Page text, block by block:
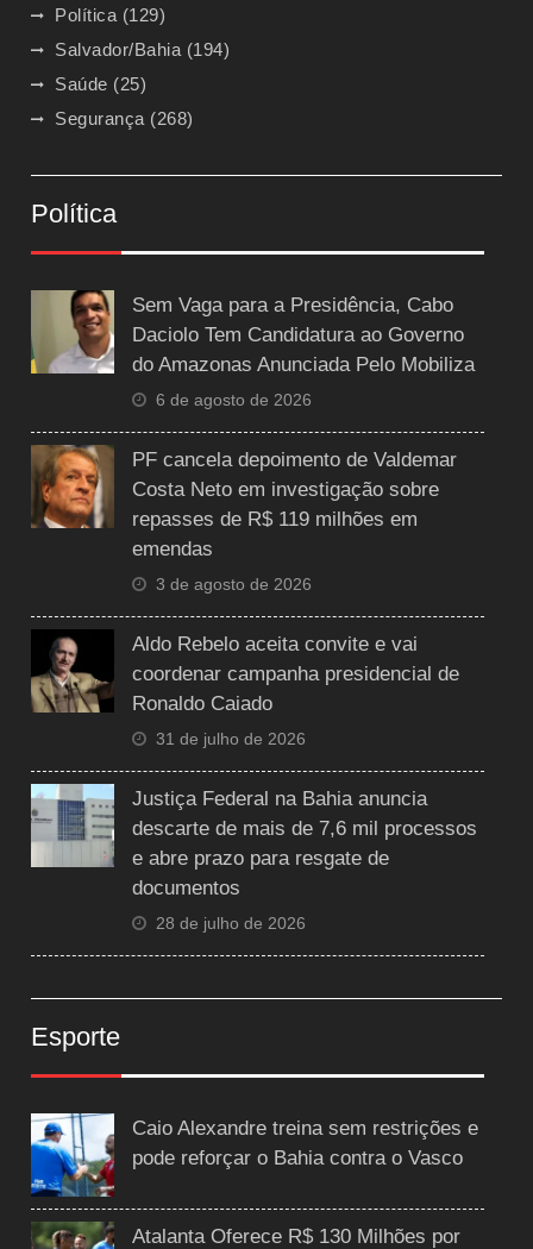
Política (129)
Salvador/Bahia (194)
Saúde (25)
Segurança (268)
Política
Sem Vaga para a Presidência, Cabo
Daciolo Tem Candidatura ao Governo
do Amazonas Anunciada Pelo Mobiliza
6 de agosto de 2026
PF cancela depoimento de Valdemar
Costa Neto em investigação sobre
repasses de R$ 119 milhões em
emendas
3 de agosto de 2026
Aldo Rebelo aceita convite e vai
coordenar campanha presidencial de
Ronaldo Caiado
31 de julho de 2026
Justiça Federal na Bahia anuncia
descarte de mais de 7,6 mil processos
e abre prazo para resgate de
documentos
28 de julho de 2026
Esporte
Caio Alexandre treina sem restrições e
pode reforçar o Bahia contra o Vasco
Atalanta Oferece R$ 130 Milhões por